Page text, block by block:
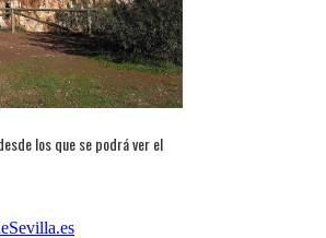
los que se podrá ver el